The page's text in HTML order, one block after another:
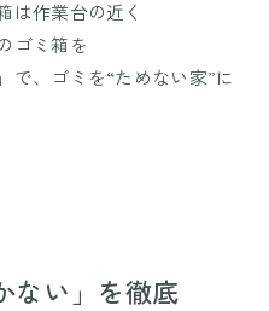
は作業台の近く
ゴミ箱を
で、ゴミを“ためない家”に
ない」を徹底